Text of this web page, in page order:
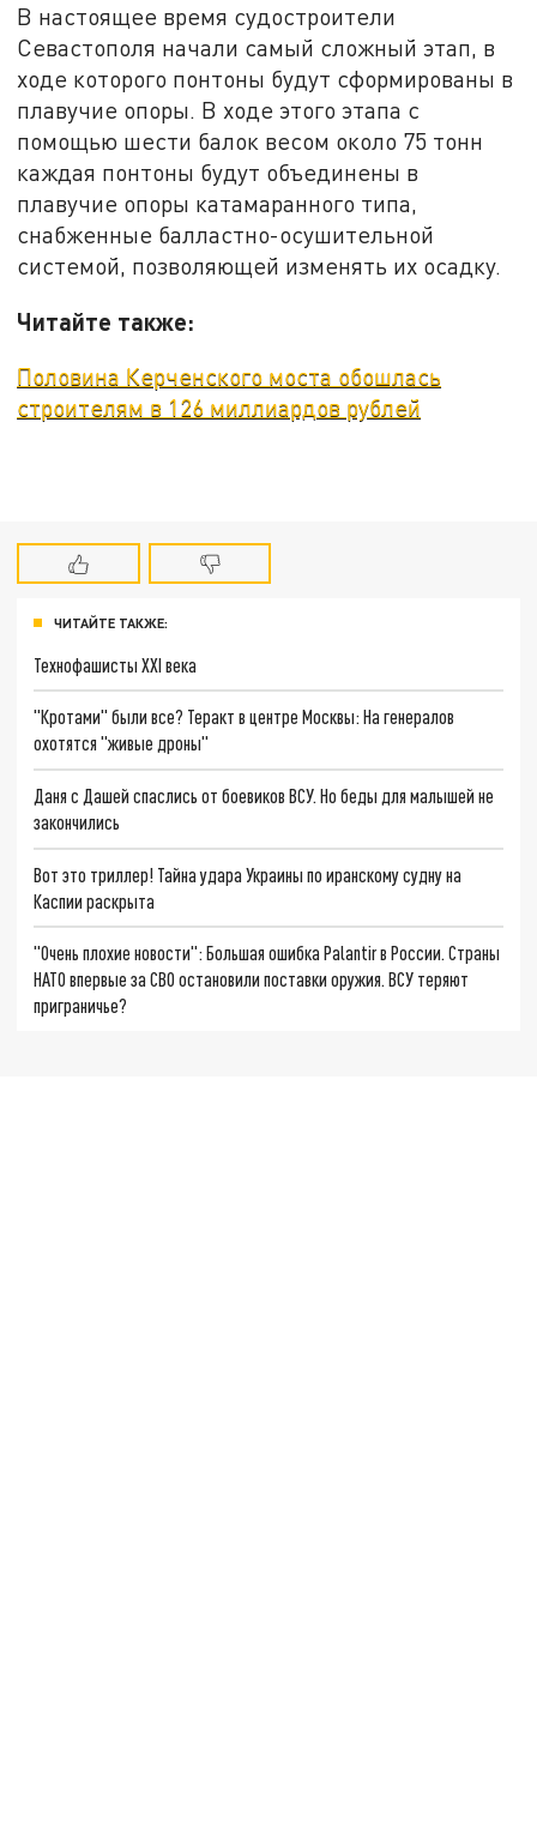
В настоящее время судостроители
Севастополя начали самый сложный этап, в
ходе которого понтоны будут сформированы в
плавучие опоры. В ходе этого этапа с
помощью шести балок весом около 75 тонн
каждая понтоны будут объединены в
плавучие опоры катамаранного типа,
снабженные балластно-осушительной
системой, позволяющей изменять их осадку.
Читайте также:
Половина Керченского моста обошлась
строителям в 126 миллиардов рублей
ЧИТАЙТЕ ТАКЖЕ:
Технофашисты XXI века
"Кротами" были все? Теракт в центре Москвы: На генералов
охотятся "живые дроны"
Даня с Дашей спаслись от боевиков ВСУ. Но беды для малышей не
закончились
Вот это триллер! Тайна удара Украины по иранскому судну на
Каспии раскрыта
"Очень плохие новости": Большая ошибка Palantir в России. Страны
НАТО впервые за СВО остановили поставки оружия. ВСУ теряют
приграничье?